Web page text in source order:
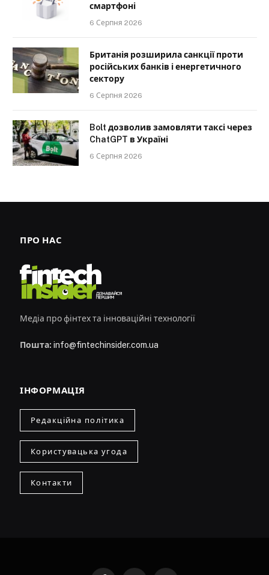
смартфоні
6 Серпня 2026
Британія розширила санкції проти
російських банків і енергетичного
сектору
6 Серпня 2026
Bolt дозволив замовляти таксі через
ChatGPT в Україні
6 Серпня 2026
ПРО НАС
Медіа про фінтех та інноваційні технології
Пошта: info@fintechinsider.com.ua
ІНФОРМАЦІЯ
Редакційна політика
Користувацька угода
Контакти